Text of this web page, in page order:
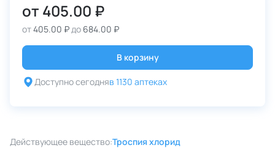
от 405.00 ₽
от405.00 ₽до 684.00 ₽
В корзину
Доступно сегодняв 1130 аптеках
Действующее вещество:Троспия хлорид